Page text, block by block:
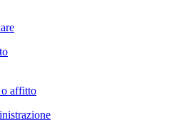
affitto